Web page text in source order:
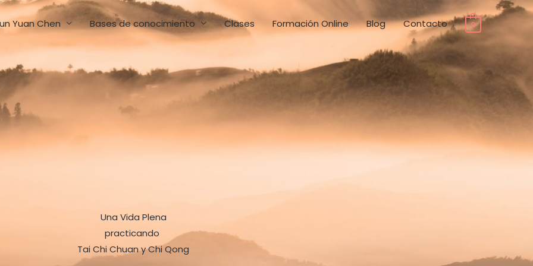
Yuan Chen Bases de conocimiento Clases Formación Online Blog Contacto 0
Una Vida Plena
practicando
Tai Chi Chuan y Chi Qong